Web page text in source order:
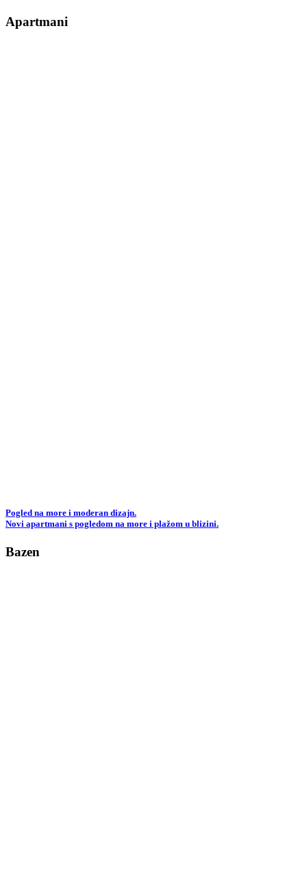
Apartmani
Pogled na more i moderan dizajn.
Novi apartmani s pogledom na more i plažom u blizini.
Bazen